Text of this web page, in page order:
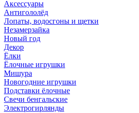
Аксессуары
Антигололёд
Лопаты, водосгоны и щетки
Незамерзайка
Новый год
Декор
Ёлки
Ёлочные игрушки
Мишура
Новогодние игрушки
Подставки ёлочные
Свечи бенгальские
Электрогирлянды